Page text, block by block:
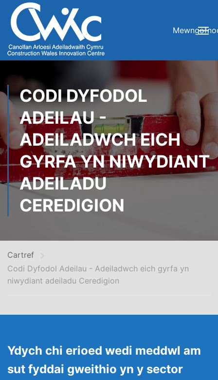
CODI DYFODOL
ADEILAU -
ADEILADWCH EICH
GYRFA YN NIWYDIANT
ADEILADU
CEREDIGION
Cartref
Codi Dyfodol Adeilau - Adeiladwch eich gyrfa yn
niwydiant adeiladu Ceredigion
Ydych chi erioed wedi meddwl am
sut fyddai gweithio yn y sector